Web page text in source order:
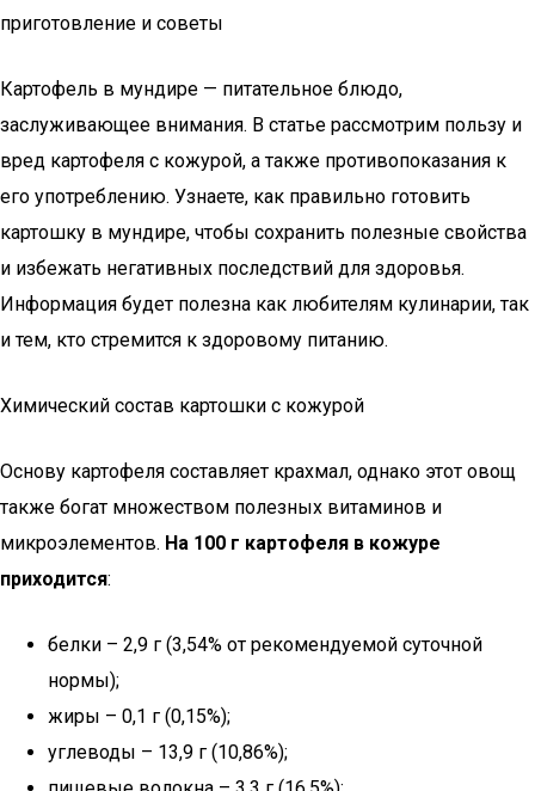
приготовление и советы
Картофель в мундире — питательное блюдо,
заслуживающее внимания. В статье рассмотрим пользу и
вред картофеля с кожурой, а также противопоказания к
его употреблению. Узнаете, как правильно готовить
картошку в мундире, чтобы сохранить полезные свойства
и избежать негативных последствий для здоровья.
Информация будет полезна как любителям кулинарии, так
и тем, кто стремится к здоровому питанию.
Химический состав картошки с кожурой
Основу картофеля составляет крахмал, однако этот овощ
также богат множеством полезных витаминов и
микроэлементов. На 100 г картофеля в кожуре
приходится:
белки – 2,9 г (3,54% от рекомендуемой суточной
нормы);
жиры – 0,1 г (0,15%);
углеводы – 13,9 г (10,86%);